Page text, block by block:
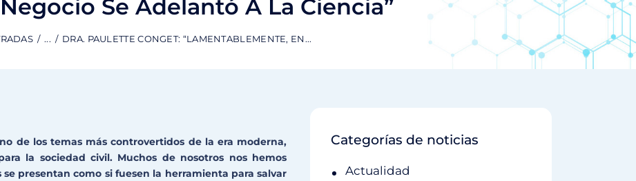
Se Adelantó A La Ciencia”
... DRA. PAULETTE CONGET: “LAMENTABLEMENTE, EN...
de los temas más controvertidos de la era moderna,
la sociedad civil. Muchos de nosotros nos hemos
presentan como si fuesen la herramienta para salvar
Categorías de noticias
Actualidad